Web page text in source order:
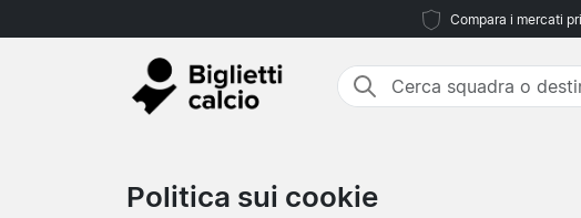
Compara i mercati
Politica sui cookie